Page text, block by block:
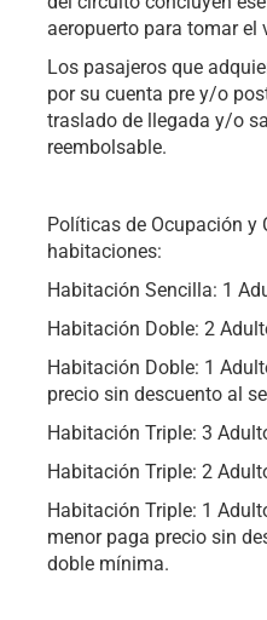
aeropuerto para tomar el
Los pasajeros que
por su cuenta pre y/o
traslado de llegada y/o
reembolsable.
Políticas de Ocupación y
habitaciones:
Habitación Sencilla: 1
Habitación Doble: 2
Habitación Doble: 1
precio sin descuento al
Habitación Triple: 3
Habitación Triple: 2
Habitación Triple: 1
menor paga precio sin
doble mínima.